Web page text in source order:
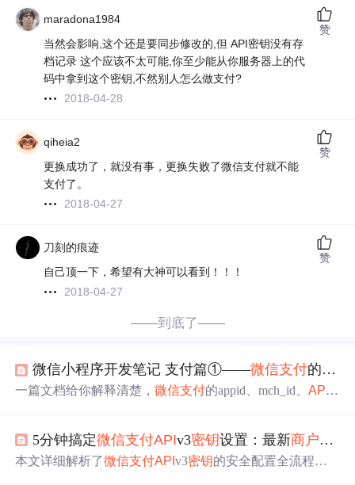
maradona1984
当然会影响,这个还是要同步修改的,但 API密钥没有存
档记录 这个应该不太可能,你至少能从你服务器上的代
码中拿到这个密钥,不然别人怎么做支付?
2018-04-28
赞
qiheia2
更换成功了，就没有事，更换失败了微信支付就不能
支付了。
2018-04-27
赞
刀刻的痕迹
自己顶一下，希望有大神可以看到！！！
2018-04-27
赞
——到底了——
微信小程序开发笔记 支付篇①——微信支付的appid、mch_id、
一篇文档给你解释清楚，微信支付的appid、mch_id、API
5分钟搞定微信支付APIv3密钥设置：最新商户平台
本文详细解析了微信支付APIv3密钥的安全配置全流程，